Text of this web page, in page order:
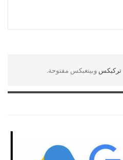
تركبكس وبينغبكس مفتوحة.